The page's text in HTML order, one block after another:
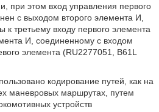
при этом вход управления первого
с выходом второго элемента И,
к третьему входу первого элемента
И, соединенному с входом
элемента (RU2277051, B61L
кодирование путей, как на
маневровых маршрутах, путем
устройств